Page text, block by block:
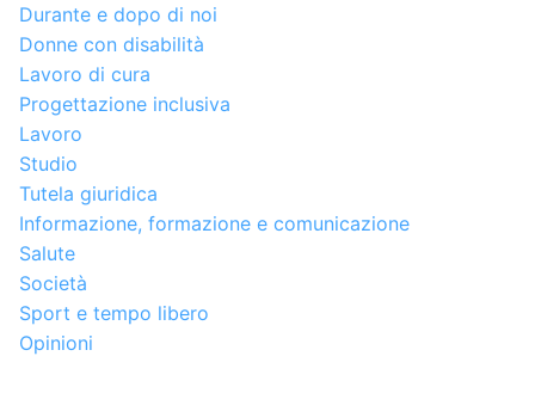
Durante e dopo di noi
Donne con disabilità
Lavoro di cura
Progettazione inclusiva
Lavoro
Studio
Tutela giuridica
Informazione, formazione e comunicazione
Salute
Società
Sport e tempo libero
Opinioni